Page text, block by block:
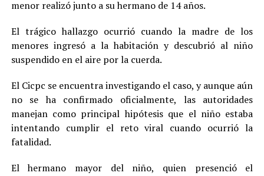
menor realizó junto a su hermano de 14 años.
El trágico hallazgo ocurrió cuando la madre de los
menores ingresó a la habitación y descubrió al niño
suspendido en el aire por la cuerda.
El Cicpc se encuentra investigando el caso, y aunque aún
no se ha confirmado oficialmente, las autoridades
manejan como principal hipótesis que el niño estaba
intentando cumplir el reto viral cuando ocurrió la
fatalidad.
El hermano mayor del niño, quien presenció el